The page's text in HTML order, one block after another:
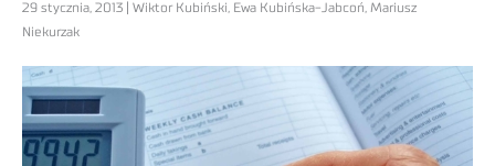
29 stycznia, 2013 | Wiktor Kubiński, Ewa Kubińska-Jabcoń, Mariusz
Niekurzak